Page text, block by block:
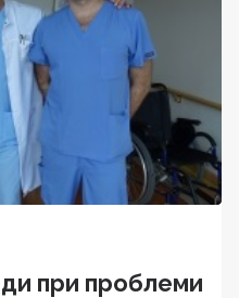
при проблеми